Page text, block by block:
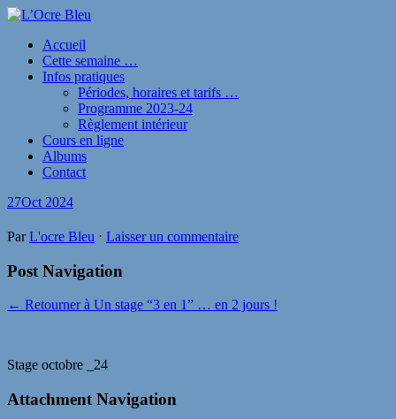
Accueil
Cette semaine …
Infos pratiques
Périodes, horaires et tarifs …
Programme 2023-24
Règlement intérieur
Cours en ligne
Albums
Contact
27Oct 2024
ParL'ocre Bleu ⋅ Laisser un commentaire
Post Navigation
← Retourner à Un stage “3 en 1” … en 2 jours !
Stage octobre _24
Attachment Navigation